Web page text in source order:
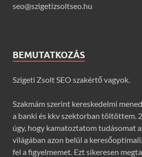
seo@szigetizsoltseo.hu
BEMUTATKOZÁS
Szigeti Zsolt SEO szakértő vagyok.
Szakmám szerint kereskedelmi
a banki és kkv szektorban töltöttem.
úgy, hogy kamatoztatom tudásomat
világában azon belül a
fel a figyelmemet. Ezt sikeresen